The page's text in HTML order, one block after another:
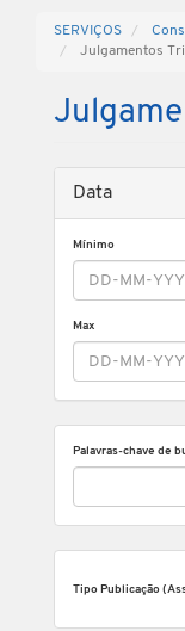
SERVIÇOS
Julgamentos
Data
Mínimo
Max
Palavras-chave de
Tipo Publicação